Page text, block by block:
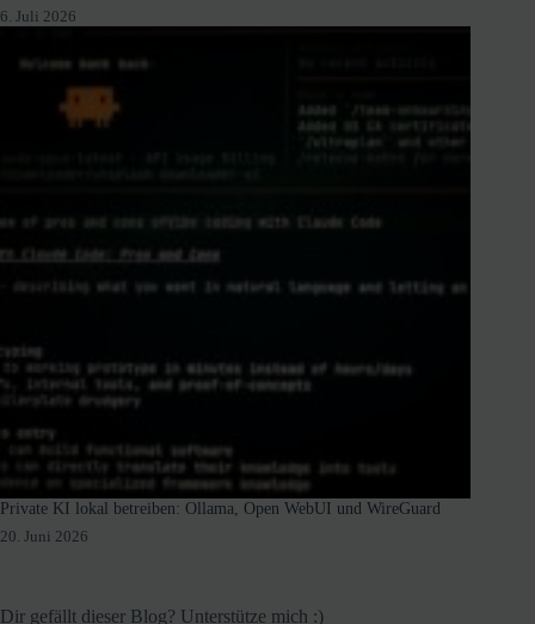
6. Juli 2026
Private KI lokal betreiben: Ollama, Open WebUI und WireGuard
20. Juni 2026
Dir gefällt dieser Blog? Unterstütze mich :)